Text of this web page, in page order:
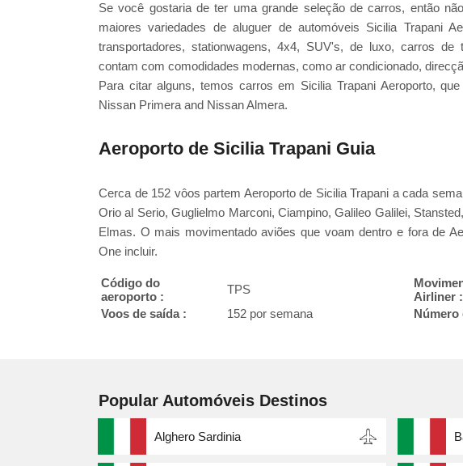
Se você gostaria de ter uma grande seleção de carros, então
maiores variedades de aluguer de automóveis Sicilia Trapani
transportadores, stationwagens, 4x4, SUV's, de luxo, carros
contam com comodidades modernas, como ar condicionado,
Para citar alguns, temos carros em Sicilia Trapani Aeroporto,
Nissan Primera and Nissan Almera.
Aeroporto de Sicilia Trapani Guia
Cerca de 152 vôos partem Aeroporto de Sicilia Trapani a cada
Orio al Serio, Guglielmo Marconi, Ciampino, Galileo Galilei,
Elmas. O mais movimentado aviões que voam dentro e fora de
One incluir.
Código do
aeroporto :
TPS
Airliner :
Voos de saída :
152 por semana Número
Popular Automóveis Destinos
Alghero Sardinia